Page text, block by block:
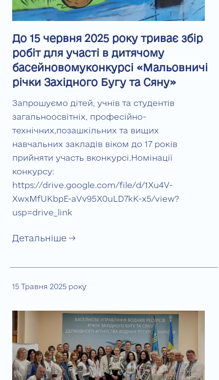
До 15 червня 2025 року триває збір
робіт для участі в дитячому
басейновомуконкурсі «Мальовничі
річки Західного Бугу та Сяну»
Запрошуємо дітей, учнів та студентів
загальноосвітніх, професійно-
технічних,позашкільних та вищих
навчальних закладів віком до 17 років
прийняти участь вконкурсі.Номінації
конкурсу:
https://drive.google.com/file/d/1Xu4V-
XwxMfUKbpE-aVv95X0uLD7kK-x5/view?
usp=drive_link
Детальніше →
15 Травня 2025 року